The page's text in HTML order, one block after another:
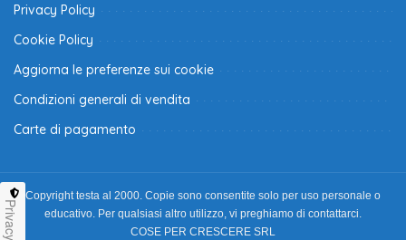
Privacy Policy
Cookie Policy
Aggiorna le preferenze sui cookie
Condizioni generali di vendita
Carte di pagamento
Copyright testa al 2000. Copie sono consentite solo per uso personale o
educativo. Per qualsiasi altro utilizzo, vi preghiamo di contattarci.
COSE PER CRESCERE SRL
Privacy